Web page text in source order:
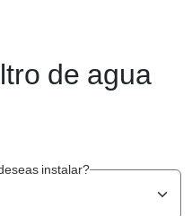
de agua
instalar?